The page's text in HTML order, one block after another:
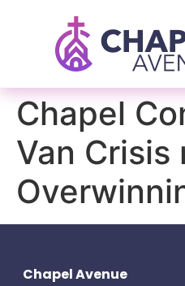
Chapel
Van Crisis
Chapel Avenue